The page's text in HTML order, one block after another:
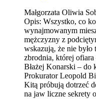
Małgorzata Oliwia
Opis: Wszystko, co
wynajmowanym
mężczyzny z
wskazują, że nie
zbrodnia, której ofiara
Błażej Konarski – do
Prokurator Leopold
Kitą próbują dotrzeć
na jaw liczne sekrety